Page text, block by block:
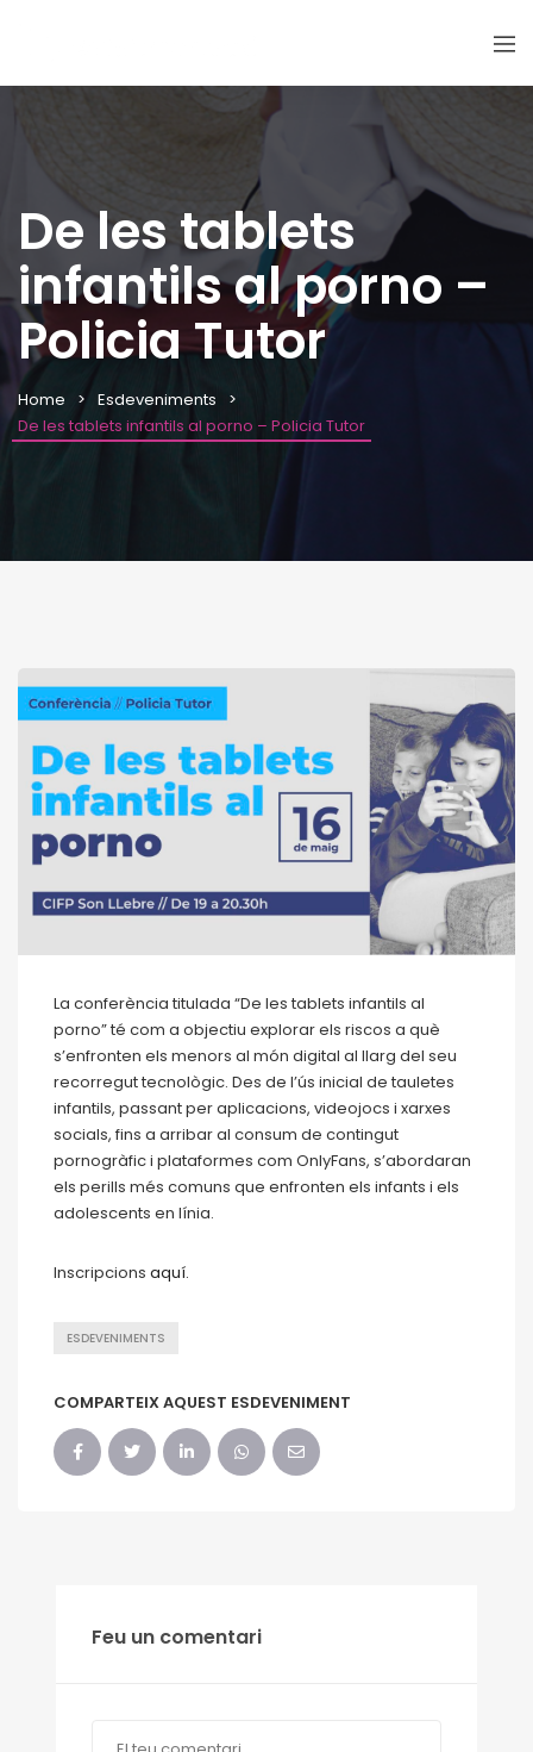
De les tablets
infantils al porno –
Policia Tutor
Home
Esdeveniments
De les tablets infantils al porno – Policia Tutor
La conferència titulada “De les tablets infantils al
porno” té com a objectiu explorar els riscos a què
s’enfronten els menors al món digital al llarg del seu
recorregut tecnològic. Des de l’ús inicial de tauletes
infantils, passant per aplicacions, videojocs i xarxes
socials, fins a arribar al consum de contingut
pornogràfic i plataformes com OnlyFans, s’abordaran
els perills més comuns que enfronten els infants i els
adolescents en línia.
Inscripcions aquí.
ESDEVENIMENTS
COMPARTEIX AQUEST ESDEVENIMENT
Feu un comentari